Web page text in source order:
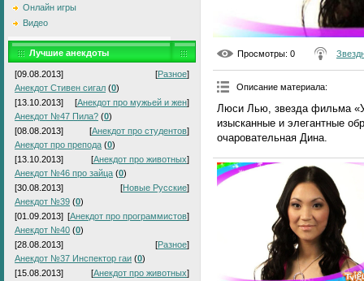
Онлайн игры
Видео
Лучшие анекдоты
[09.08.2013] [Разное]
Анекдот Стивен сигал (0)
[13.10.2013]
[Анекдот про мужьей и жен]
Анекдот №47 Пила? (0)
[08.08.2013]
[Анекдот про студентов]
Анекдот про препода (0)
[13.10.2013]
[Анекдот про животных]
Анекдот №46 про зайца (0)
[30.08.2013]
[Новые Русские]
Анекдот №39 (0)
[01.09.2013] [Анекдот про программистов]
Анекдот №40 (0)
[28.08.2013]
[Разное]
Анекдот №37 Инспектор гаи (0)
[15.08.2013]
[Анекдот про животных]
Просмотры: 0
Описание материала:
Люси Лью, звезда фильма
изысканные и элегантные
очаровательная Дина.